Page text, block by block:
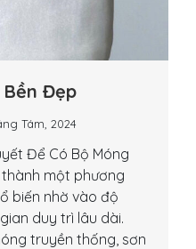
Bền Đẹp
Tám, 2024
Để Có Bộ Móng
một phương
biến nhờ vào độ
duy trì lâu dài.
truyền thống, sơn